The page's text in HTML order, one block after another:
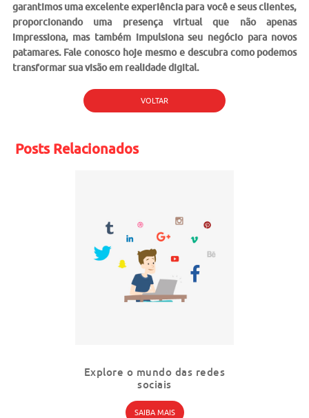
garantimos uma excelente experiência para você e seus clientes,
proporcionando uma presença virtual que não apenas
impressiona, mas também impulsiona seu negócio para novos
patamares. Fale conosco hoje mesmo e descubra como podemos
transformar sua visão em realidade digital.
VOLTAR
Posts Relacionados
Explore o mundo das redes
sociais
SAIBA MAIS